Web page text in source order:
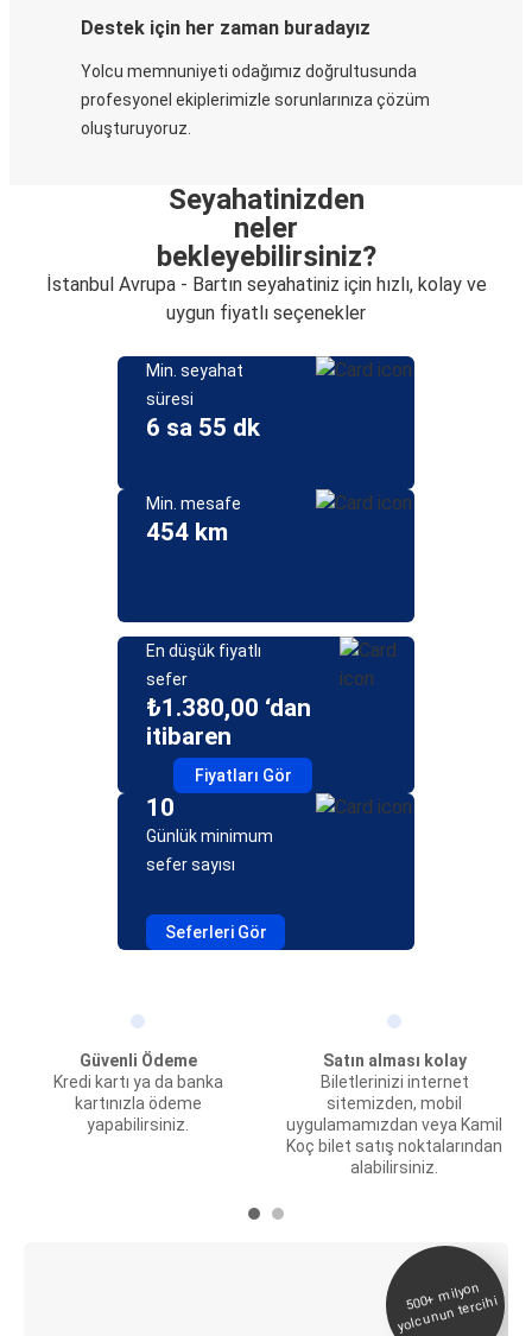
Destek için her zaman buradayız
Yolcu memnuniyeti odağımız doğrultusunda
profesyonel ekiplerimizle sorunlarınıza çözüm
oluşturuyoruz.
Seyahatinizden
neler
bekleyebilirsiniz?
İstanbul Avrupa - Bartın seyahatiniz için hızlı, kolay ve
uygun fiyatlı seçenekler
Min. seyahat
süresi
6 sa 55 dk
Min. mesafe
454 km
En düşük fiyatlı
sefer
₺1.380,00 ‘dan
itibaren
Fiyatları Gör
10
Günlük minimum
sefer sayısı
Seferleri Gör
Güvenli Ödeme
Kredi kartı ya da banka
kartınızla ödeme
yapabilirsiniz.
Satın alması kolay
Biletlerinizi internet
sitemizden, mobil
uygulamamızdan veya Kamil
Koç bilet satış noktalarından
alabilirsiniz.
500+
milyon
yolcunun tercihi